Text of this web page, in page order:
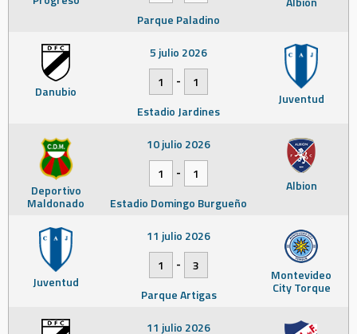
Parque Paladino
Danubio Juventud
5 julio 2026
1
-
1
Estadio Jardines
Deportivo
Maldonado
Albion
10 julio 2026
1
-
1
Estadio Domingo Burgueño
Juventud Montevideo
City Torque
11 julio 2026
1
-
3
Parque Artigas
11 julio 2026